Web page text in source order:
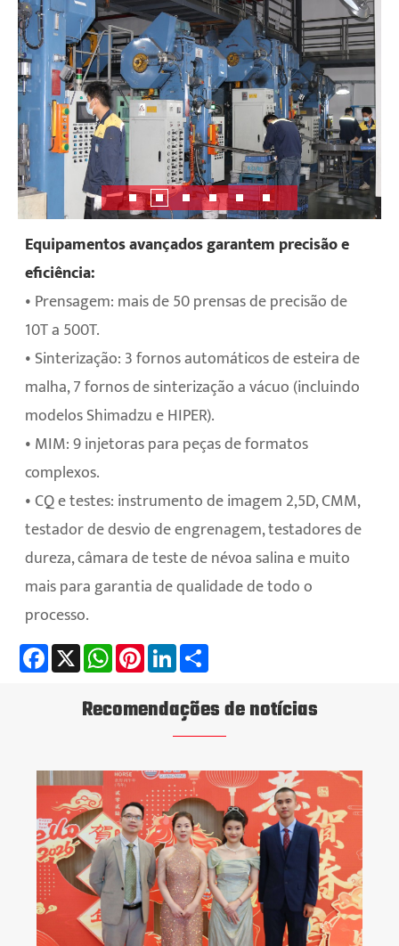
Equipamentos avançados garantem precisão e
eficiência:
• Prensagem: mais de 50 prensas de precisão de
10T a 500T.
• Sinterização: 3 fornos automáticos de esteira de
malha, 7 fornos de sinterização a vácuo (incluindo
modelos Shimadzu e HIPER).
• MIM: 9 injetoras para peças de formatos
complexos.
• CQ e testes: instrumento de imagem 2,5D, CMM,
testador de desvio de engrenagem, testadores de
dureza, câmara de teste de névoa salina e muito
mais para garantia de qualidade de todo o
processo.
Facebook
X WhatsAppPinterestLinkedIn
Recomendações de notícias